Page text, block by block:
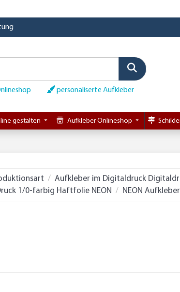
personaliserte Aufkleber
gestalten Aufkleber Onlineshop
Aufkleber im Digitaldruck
1/0-farbig Haftfolie NEON
NEON